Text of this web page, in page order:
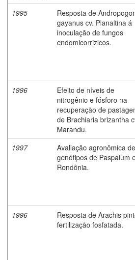
1995
Resposta de
gayanus cv. Planaltina á
inoculação de fungos
endomicorrizicos.
1996
Efeito de níveis de
nitrogênio e fósforo na
recuperação de
de Brachiaria brizantha
Marandu.
1997
Avaliação agronômica de
genótipos de Paspalum
Rondônia.
1996
Resposta de Arachis
fertilização fosfatada.